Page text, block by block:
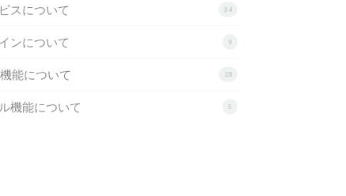
34
スについて
9
ンについて
28
能について
5
機能について